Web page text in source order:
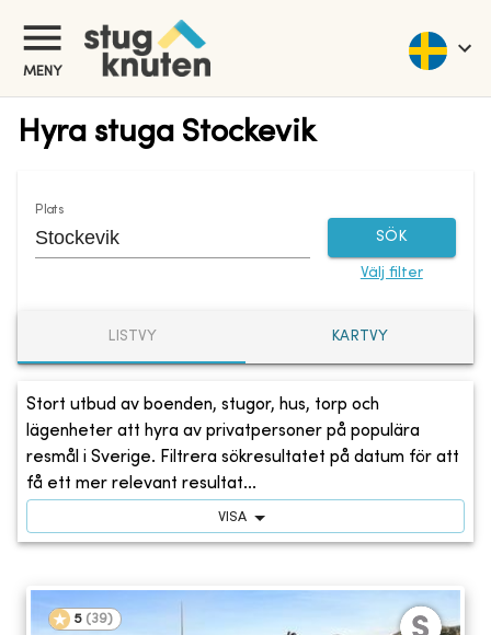
MENY
Hyra stuga Stockevik
Plats
SÖK
Välj filter
LISTVY KARTVY
Stort utbud av boenden, stugor, hus, torp och
lägenheter att hyra av privatpersoner på populära
resmål i Sverige. Filtrera sökresultatet på datum för att
få ett mer relevant resultat...
VISA
5 (39)